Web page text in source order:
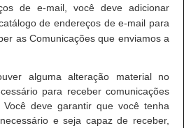
de e-mail, você deve adicionar
de endereços de e-mail para
as Comunicações que enviamos a
alguma alteração material no
para receber comunicações
Você deve garantir que você tenha
e seja capaz de receber,